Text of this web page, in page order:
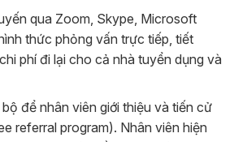
qua Zoom, Skype, Microsoft
thức phỏng vấn trực tiếp, tiết
phí đi lại cho cả nhà tuyển dụng và
để nhân viên giới thiệu và tiến cử
referral program). Nhân viên hiện